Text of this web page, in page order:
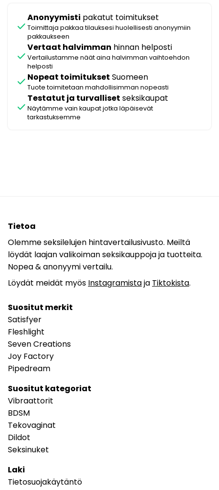
check
Anonyymisti pakatut toimitukset
Toimittaja pakkaa tilauksesi huolellisesti anonyymiin
pakkaukseen
check
Vertaat halvimman hinnan helposti
Vertailustamme näät aina halvimman vaihtoehdon
helposti
check Nopeat toimitukset Suomeen
Tuote toimitetaan mahdollisimman nopeasti
check
Testatut ja turvalliset seksikaupat
Näytämme vain kaupat jotka läpäisevät
tarkastuksemme
Tietoa
Olemme seksilelujen hintavertailusivusto. Meiltä
löydät laajan valikoiman seksikauppoja ja tuotteita.
Nopea & anonyymi vertailu.
Löydät meidät myös Instagramistaja Tiktokista.
Suositut merkit
Satisfyer
Fleshlight
Seven Creations
Joy Factory
Pipedream
Suositut kategoriat
Vibraattorit
BDSM
Tekovaginat
Dildot
Seksinuket
Laki
Tietosuojakäytäntö